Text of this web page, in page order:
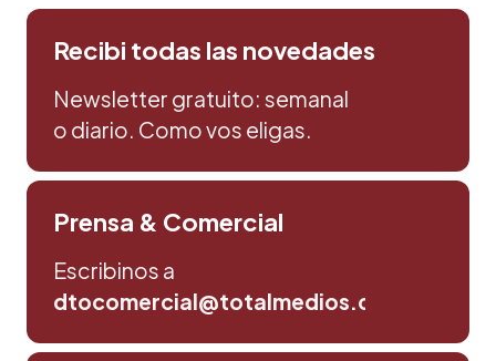
Recibi todas las novedades
Newsletter gratuito: semanal
o diario. Como vos eligas.
Prensa & Comercial
Escribinos a
dtocomercial@totalmedios.com